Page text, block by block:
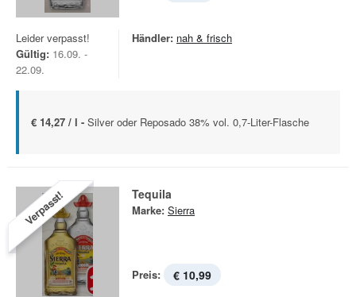
Leider verpasst!
Gültig: 16.09. -
22.09.
Händler: nah & frisch
€ 14,27 / l - Silver oder Reposado 38% vol. 0,7-Liter-Flasche
Verpasst! Tequila
Marke: Sierra
Preis: € 10,99